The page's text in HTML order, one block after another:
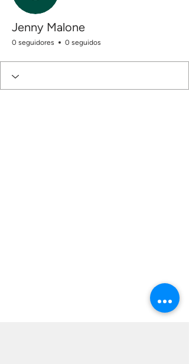
Jenny Malone
0 seguidores 0 seguidos